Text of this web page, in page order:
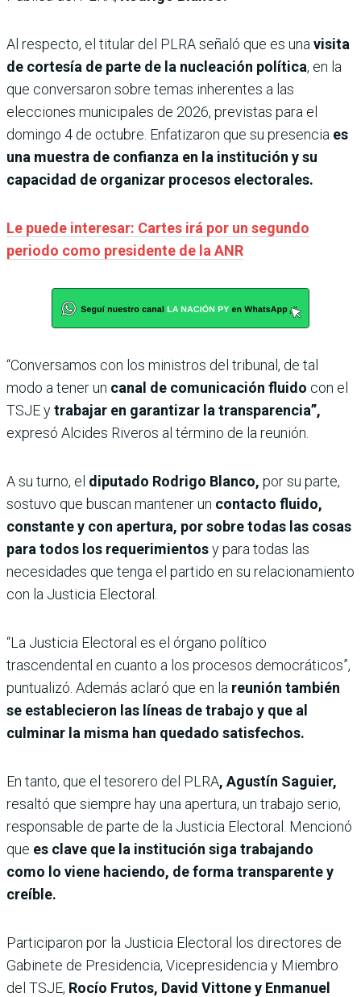
Al respecto, el titular del PLRA señaló que es una visita
de cortesía de parte de la nucleación política, en la
que conversaron sobre temas inherentes a las
elecciones municipales de 2026, previstas para el
domingo 4 de octubre. Enfatizaron que su presencia es
una muestra de confianza en la institución y su
capacidad de organizar procesos electorales.
Le puede interesar: Cartes irá por un segundo
periodo como presidente de la ANR
“Conversamos con los ministros del tribunal, de tal
modo a tener un canal de comunicación fluido con el
TSJE ytrabajar en garantizar la transparencia”,
expresó Alcides Riveros al término de la reunión.
A su turno, el diputado Rodrigo Blanco, por su parte,
sostuvo que buscan mantener un contacto fluido,
constante y con apertura, por sobre todas las cosas
para todos los requerimientosy para todas las
necesidades que tenga el partido en su relacionamiento
con la Justicia Electoral.
“La Justicia Electoral es el órgano político
trascendental en cuanto a los procesos democráticos”,
puntualizó. Además aclaró que en la reunión también
se establecieron las líneas de trabajo y que al
culminar la misma han quedado satisfechos.
En tanto, que el tesorero del PLRA, Agustín Saguier,
resaltó que siempre hay una apertura, un trabajo serio,
responsable de parte de la Justicia Electoral. Mencionó
que es clave que la institución siga trabajando
como lo viene haciendo, de forma transparente y
creíble.
Participaron por la Justicia Electoral los directores de
Gabinete de Presidencia, Vicepresidencia y Miembro
del TSJE, Rocío Frutos, David Vittone y Enmanuel